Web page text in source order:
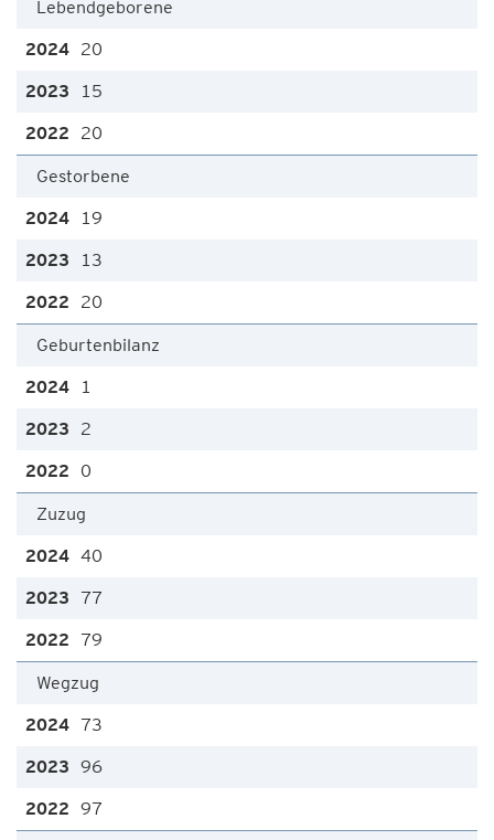
Lebendgeborene
20
15
20
Gestorbene
19
13
20
Geburtenbilanz
1
2
0
Zuzug
40
77
79
Wegzug
73
96
97